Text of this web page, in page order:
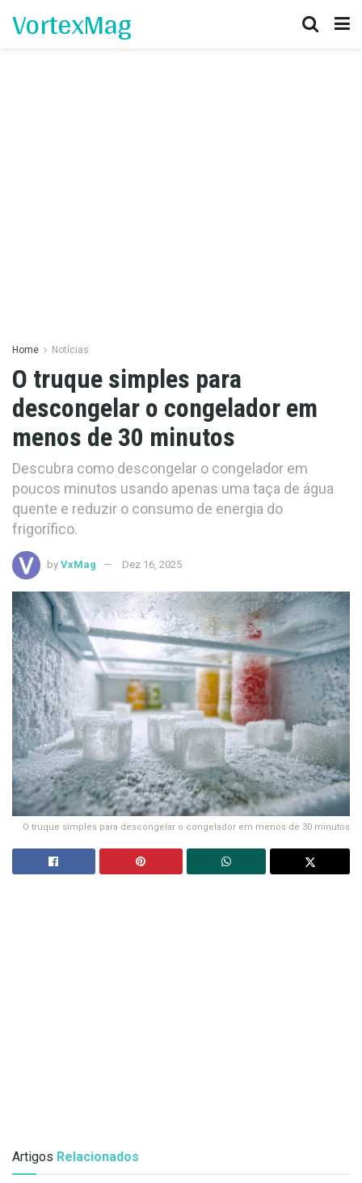
VortexMag
Home Notícias
O truque simples para
descongelar o congelador em
menos de 30 minutos
Descubra como descongelar o congelador em
poucos minutos usando apenas uma taça de água
quente e reduzir o consumo de energia do
frigorífico.
by VxMag Dez 16, 2025
O truque simples para descongelar o congelador em menos de 30 minutos
Artigos Relacionados